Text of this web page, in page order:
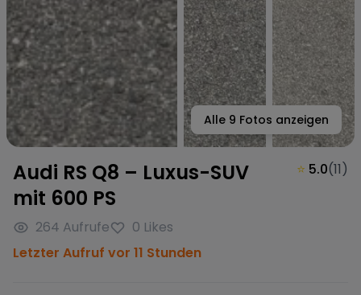
Alle 9 Fotos anzeigen
Audi RS Q8 – Luxus-SUV
mit 600 PS
264 Aufrufe 0 Likes
⭐ 5.0(11)
Letzter Aufruf vor 11 Stunden